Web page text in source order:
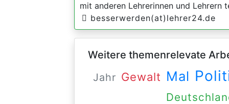
mit anderen Lehrerinnen und Lehrern
besserwerden(at)lehrer24.de
Weitere themenrelevate
Jahr Gewalt Mal